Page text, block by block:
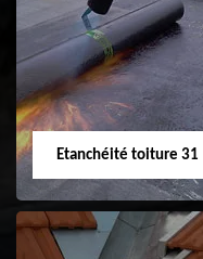
Peinture sur tuile
31
Etanchéité toiture 31